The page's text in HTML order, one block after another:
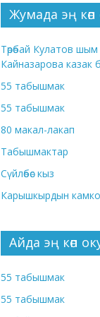
Жумада эң
Төрөбай Кулатов
Кайназарова казак
55 табышмак
55 табышмак
80 макал-лакап
Табышмактар
Сүйлөбөс кыз
Карышкырдын
Айда эң көп
55 табышмак
55 табышмак